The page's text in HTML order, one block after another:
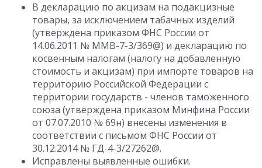
В декларацию по акцизам на подакцизные
товары, за исключением табачных изделий
(утверждена приказом ФНС России от
14.06.2011 № ММВ-7-3/369@) и декларацию по
косвенным налогам (налогу на добавленную
стоимость и акцизам) при импорте товаров на
территорию Российской Федерации с
территории государств - членов таможенного
союза (утверждена приказом Минфина России
от 07.07.2010 № 69н) внесены изменения в
соответствии с письмом ФНС России от
30.12.2014 № ГД-4-3/27262@.
Исправлены выявленные ошибки.